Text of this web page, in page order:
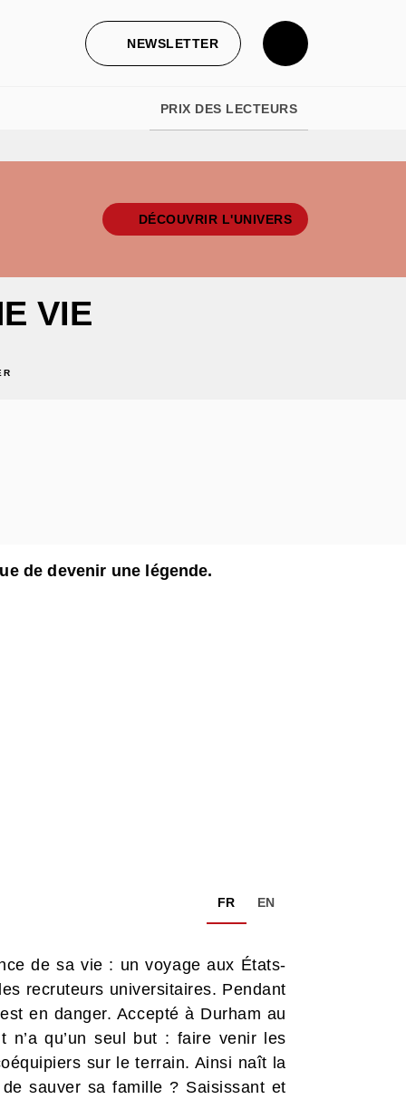
NEWSLETTER
PRIX DES LECTEURS
DÉCOUVRIR L'UNIVERS
VIE
de devenir une légende.
FR EN
de sa vie : un voyage aux États-
recruteurs universitaires. Pendant
en danger. Accepté à Durham au
n’a qu’un seul but : faire venir les
sur le terrain. Ainsi naît la
sauver sa famille ? Saisissant et